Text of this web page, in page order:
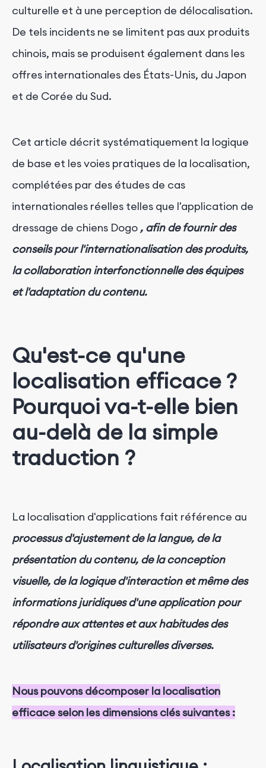
culturelle et à une perception de délocalisation.
De tels incidents ne se limitent pas aux produits
chinois, mais se produisent également dans les
offres internationales des États-Unis, du Japon
et de Corée du Sud.
Cet article décrit systématiquement la logique
de base et les voies pratiques de la localisation,
complétées par des études de cas
internationales réelles telles que l'application de
dressage de chiens Dogo , afin de fournir des
conseils pour l'internationalisation des produits,
la collaboration interfonctionnelle des équipes
et l'adaptation du contenu.
Qu'est-ce qu'une
localisation efficace ?
Pourquoi va-t-elle bien
au-delà de la simple
traduction ?
La localisation d'applications fait référence au
processus d'ajustement de la langue, de la
présentation du contenu, de la conception
visuelle, de la logique d'interaction et même des
informations juridiques d'une application pour
répondre aux attentes et aux habitudes des
utilisateurs d'origines culturelles diverses.
Nous pouvons décomposer la localisation
efficace selon les dimensions clés suivantes :